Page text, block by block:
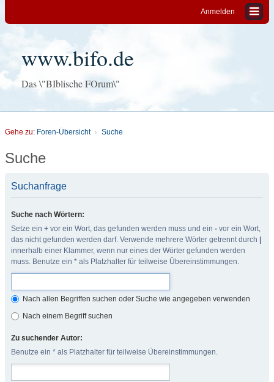
Anmelden
www.bifo.de
Das \"BIblische FOrum\"
Gehe zu: Foren-Übersicht Suche
Suche
Suchanfrage
Suche nach Wörtern:
Setze ein + vor ein Wort, das gefunden werden muss und ein - vor ein Wort,
das nicht gefunden werden darf. Verwende mehrere Wörter getrennt durch
innerhalb einer Klammer, wenn nur eines der Wörter gefunden werden
muss. Benutze ein * als Platzhalter für teilweise Übereinstimmungen.
Nach allen Begriffen suchen oder Suche wie angegeben verwenden
Nach einem Begriff suchen
Zu suchender Autor:
Benutze ein * als Platzhalter für teilweise Übereinstimmungen.